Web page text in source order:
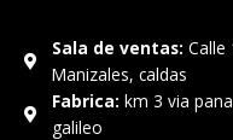
o
k
f
Sala de ventas: Calle
Manizales, caldas
Fabrica: km 3 via
galileo